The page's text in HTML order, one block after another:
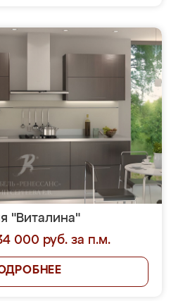
"Виталина"
000 руб. за п.м.